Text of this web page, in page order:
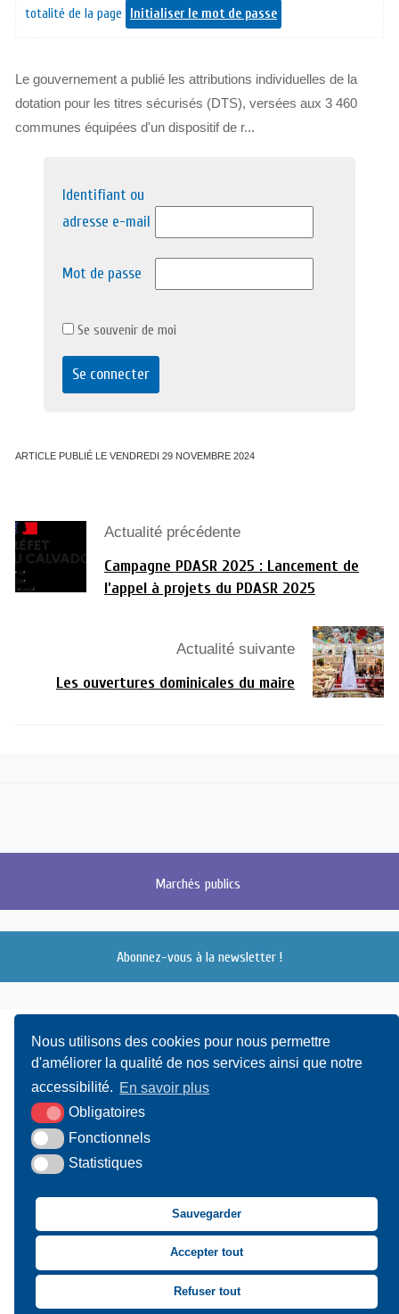
Nous utilisons des cookies pour nous permettre
d'améliorer la qualité de nos services ainsi que notre
accessibilité. En savoir plus
Obligatoires
Fonctionnels
Statistiques
Sauvegarder
Accepter tout
Refuser tout
totalité de la page
Initialiser le mot de passe
Le gouvernement a publié les attributions individuelles de la
dotation pour les titres sécurisés (DTS), versées aux 3 460
communes équipées d'un dispositif de r...
Identifiant ou
adresse e-mail
Mot de passe
Se souvenir de moi
ARTICLE PUBLIÉ LE VENDREDI 29 NOVEMBRE 2024
Actualité précédente
Campagne PDASR 2025 : Lancement de
l’appel à projets du PDASR 2025
Actualité suivante
Les ouvertures dominicales du maire
Marchés publics
Abonnez-vous à la newsletter !
UAMC- 4, Bis Avenue du Canada - 14000 CAEN
Suivez-nous sur Facebook
Suivez-nous sur X
Suivez-nous sur LinkedIn
Suivez-nous sur